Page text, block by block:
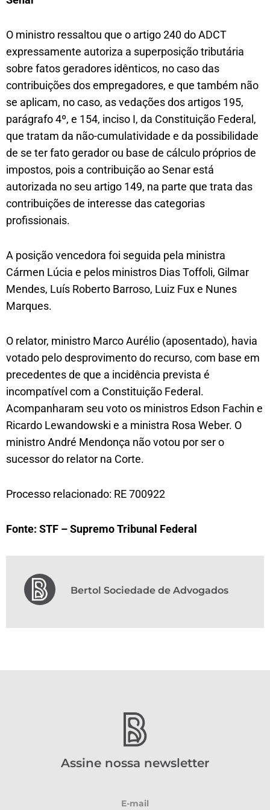
O ministro ressaltou que o artigo 240 do ADCT
expressamente autoriza a superposição tributária
sobre fatos geradores idênticos, no caso das
contribuições dos empregadores, e que também não
se aplicam, no caso, as vedações dos artigos 195,
parágrafo 4º, e 154, inciso I, da Constituição Federal,
que tratam da não-cumulatividade e da possibilidade
de se ter fato gerador ou base de cálculo próprios de
impostos, pois a contribuição ao Senar está
autorizada no seu artigo 149, na parte que trata das
contribuições de interesse das categorias
profissionais.
A posição vencedora foi seguida pela ministra
Cármen Lúcia e pelos ministros Dias Toffoli, Gilmar
Mendes, Luís Roberto Barroso, Luiz Fux e Nunes
Marques.
O relator, ministro Marco Aurélio (aposentado), havia
votado pelo desprovimento do recurso, com base em
precedentes de que a incidência prevista é
incompatível com a Constituição Federal.
Acompanharam seu voto os ministros Edson Fachin e
Ricardo Lewandowski e a ministra Rosa Weber. O
ministro André Mendonça não votou por ser o
sucessor do relator na Corte.
Processo relacionado: RE 700922
Fonte: STF – Supremo Tribunal Federal
Bertol Sociedade de Advogados
Assine nossa newsletter